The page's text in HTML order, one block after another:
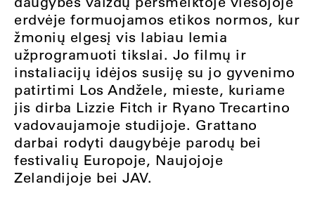
erdvėje formuojamos etikos normos, kur
žmonių elgesį vis labiau lemia
užprogramuoti tikslai. Jo filmų ir
instaliacijų idėjos susiję su jo gyvenimo
patirtimi Los Andžele, mieste, kuriame
jis dirba Lizzie Fitch ir Ryano Trecartino
vadovaujamoje studijoje. Grattano
darbai rodyti daugybėje parodų bei
festivalių Europoje, Naujojoje
Zelandijoje bei JAV.